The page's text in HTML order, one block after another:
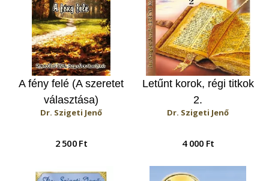
A fény felé (A szeretet
választása)
Dr. Szigeti Jenő
2 500 Ft
Letűnt korok, régi titkok
2.
Dr. Szigeti Jenő
4 000 Ft